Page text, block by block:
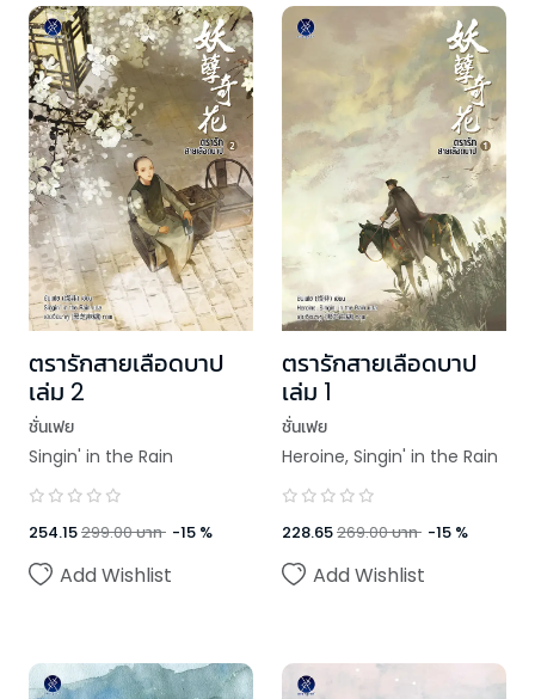
ตรารักสายเลือดบาป
เล่ม 2
ชั่นเฟย
Singin' in the Rain
254.15299.00บาท -15 %
Add Wishlist
ตรารักสายเลือดบาป
เล่ม 1
ชั่นเฟย
Heroine, Singin' in the Rain
228.65269.00บาท -15 %
Add Wishlist